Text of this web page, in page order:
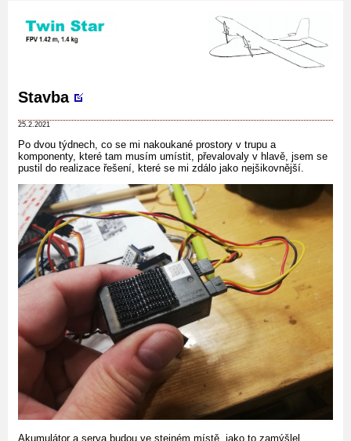
Stavba
25.2.2021
Po dvou týdnech, co se mi nakoukané prostory v trupu a
komponenty, které tam musím umístit, převalovaly v hlavě, jsem se
pustil do realizace řešení, které se mi zdálo jako nejšikovnější.
Akumulátor a serva budou ve stejném místě, jako to zamýšlel